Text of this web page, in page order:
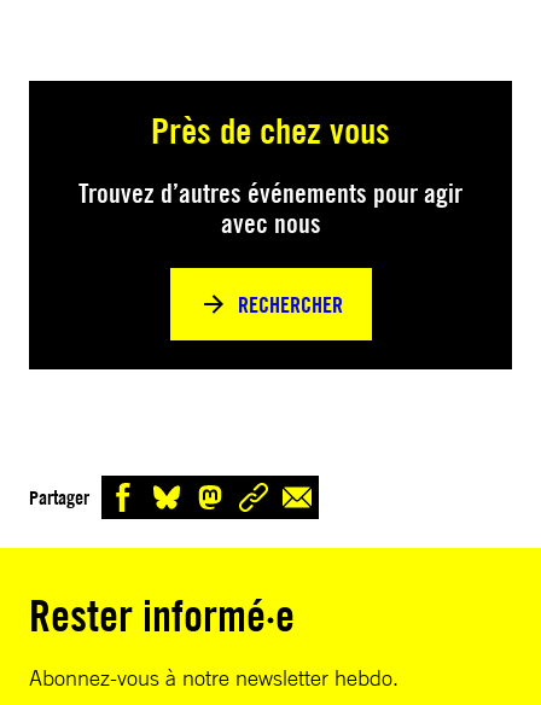
Près de chez vous
Trouvez d’autres événements pour agir
avec nous
RECHERCHER
Partager
Rester informé·e
Abonnez-vous à notre newsletter hebdo.